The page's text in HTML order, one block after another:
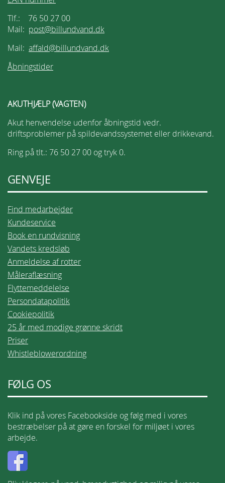
Tlf.: 76 50 27 00
Mail: post@billundvand.dk
Mail: affald@billundvand.dk
Åbningstider
AKUTHJÆLP (VAGTEN)
Akut henvendelse udenfor åbningstid vedr.
driftsproblemer på spildevandssystemet eller drikkevand.
Ring på tlt.: 76 50 27 00 og tryk 0.
GENVEJE
Find medarbejder
Kundeservice
Book en rundvisning
Vandets kredsløb
Anmeldelse af rotter
Måleraflæsning
Flyttemeddelelse
Persondatapolitik
Cookiepolitik
25 år med modige grønne skridt
Priser
Whistleblowerordning
FØLG OS
Klik ind på vores Facebookside og følg med i vores
bestræbelser på at gøre en forskel for miljøet i vores
arbejde.